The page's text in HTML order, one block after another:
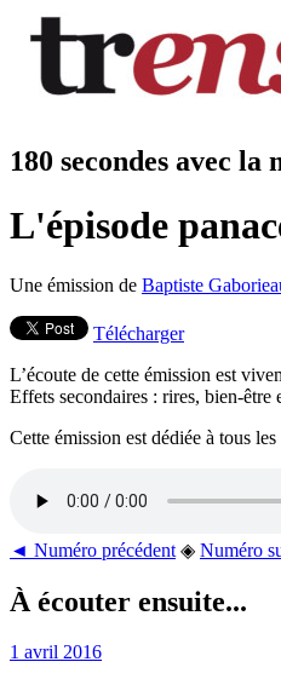
180 secondes avec la
L'épisode
Une émission de Baptiste
Télécharger
L’écoute de cette émission est
Effets secondaires : rires, bien-être
Cette émission est dédiée à tous les
◄ Numéro précédent ◈ Numéro
À écouter ensuite...
1 avril 2016